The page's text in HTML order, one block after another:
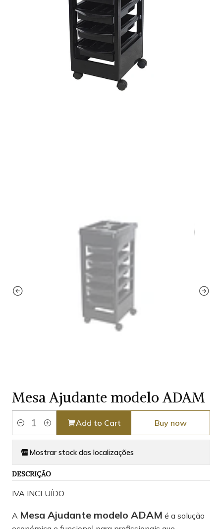
Mesa Ajudante modelo ADAM
Quantity
Add to Cart Buy now
Mostrar stock das localizações
DESCRIÇÃO
IVA INCLUÍDO
A Mesa Ajudante modelo ADAM é a solução